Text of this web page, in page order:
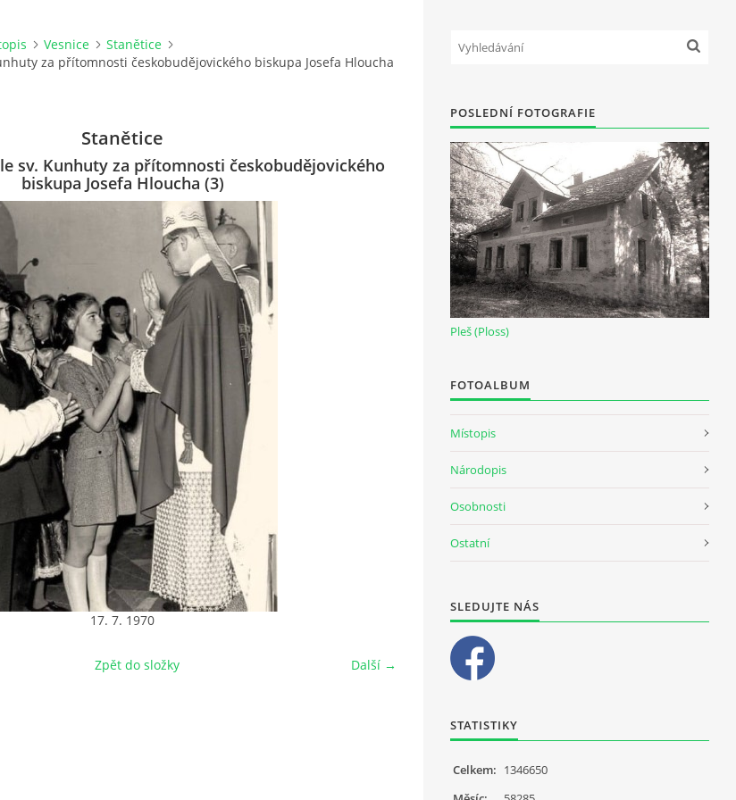
Vesnice
Stanětice
za přítomnosti českobudějovického biskupa Josefa Hloucha
Stanětice
sv. Kunhuty za přítomnosti českobudějovického
biskupa Josefa Hloucha (3)
17. 7. 1970
Další →
Zpět do složky
POSLEDNÍ FOTOGRAFIE
Pleš (Ploss)
FOTOALBUM
Místopis
Národopis
Osobnosti
Ostatní
SLEDUJTE NÁS
STATISTIKY
Celkem: 1346650